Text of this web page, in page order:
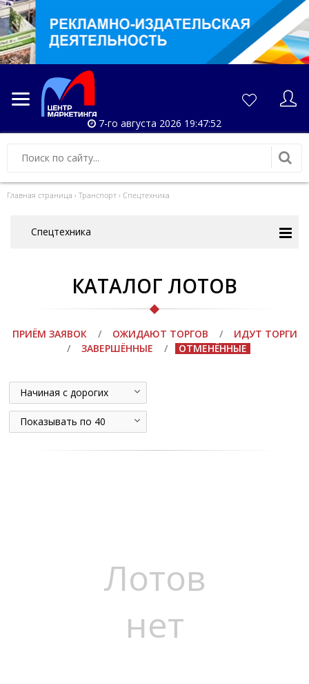
7-го августа 2026 19:47:52
Главная страница › Транспорт › Спецтехника
Спецтехника
КАТАЛОГ ЛОТОВ
ПРИЁМ ЗАЯВОК / ОЖИДАЮТ ТОРГОВ /
ИДУТ ТОРГИ
/
ЗАВЕРШЁННЫЕ / ОТМЕНЁННЫЕ
Начиная с дорогих
Показывать по 40
Лотов
нет